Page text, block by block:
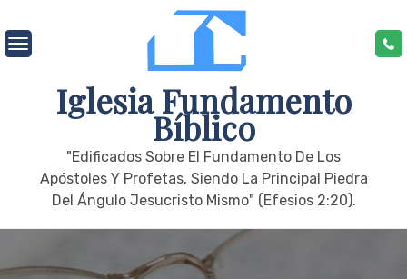
to
content
Iglesia Fundamento
Bíblico
"edificados Sobre El Fundamento De Los
Apóstoles Y Profetas, Siendo La Principal Piedra
Del Ángulo Jesucristo Mismo" (Efesios 2:20).